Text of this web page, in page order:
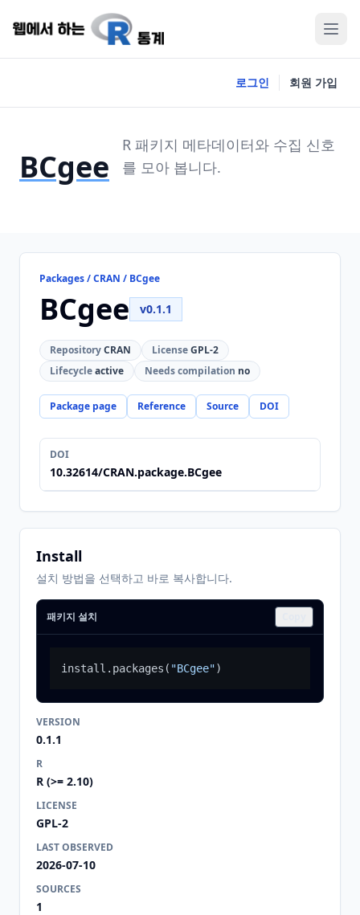
로그인 회원 가입
BCgee
R 패키지 메타데이터와 수집 신호
를 모아 봅니다.
Packages / CRAN / BCgee
BCgee v0.1.1
RepositoryCRAN LicenseGPL-2
Lifecycleactive Needs compilation no
Package page Reference Source DOI
DOI
10.32614/CRAN.package.BCgee
Install
설치 방법을 선택하고 바로 복사합니다.
패키지 설치
install.packages ( "BCgee")
VERSION
0.1.1
R
R (>= 2.10)
LICENSE
GPL-2
LAST OBSERVED
2026-07-10
SOURCES
1